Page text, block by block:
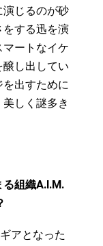
演じるのが砂
をする迅を演
ートなイケ
し出してい
出すために
しく謎多き
組織A.I.M.
アとなった